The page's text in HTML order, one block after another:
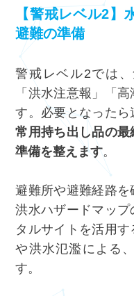
【警戒レベル2】
避難の準備
警戒レベル2では
「洪水注意報」「
す。必要となったら
常用持ち出し品の
準備を整えます。
避難所や避難経路
洪水ハザードマッ
タルサイトを活用
や洪水氾濫による
す。